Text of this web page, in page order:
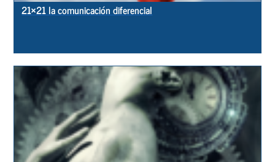
21×21 la comunicación diferencial